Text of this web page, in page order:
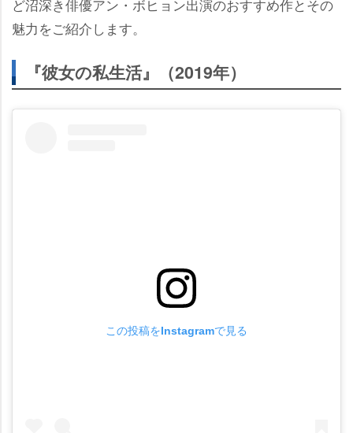
ど沼深き俳優アン・ボヒョン出演のおすすめ作とその
魅力をご紹介します。
『彼女の私生活』（2019年）
この投稿をInstagramで見る